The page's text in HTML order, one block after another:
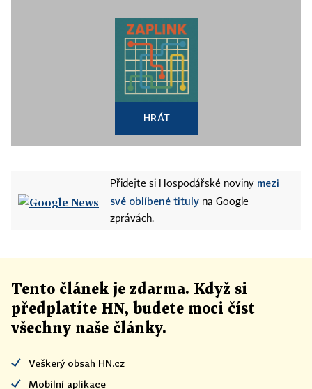
HRÁT
Přidejte si Hospodářské noviny mezi
své oblíbené tituly na Google
zprávách.
Tento článek je zdarma. Když si
předplatíte HN, budete moci číst
všechny naše články.
Veškerý obsah HN.cz
Mobilní aplikace